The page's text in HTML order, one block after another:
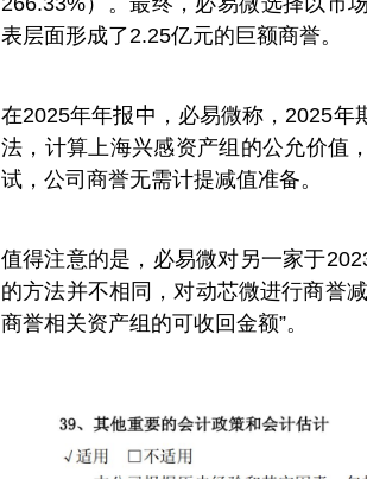
表层面形成了2.25亿元的巨额商誉。
在2025年年报中，必易微称，2025
法，计算上海兴感资产组的公允价值
试，公司商誉无需计提减值准备。
值得注意的是，必易微对另一家于
的方法并不相同，对动芯微进行商誉
商誉相关资产组的可收回金额”。